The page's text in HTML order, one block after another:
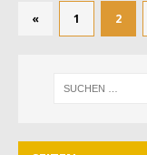
« 1 2